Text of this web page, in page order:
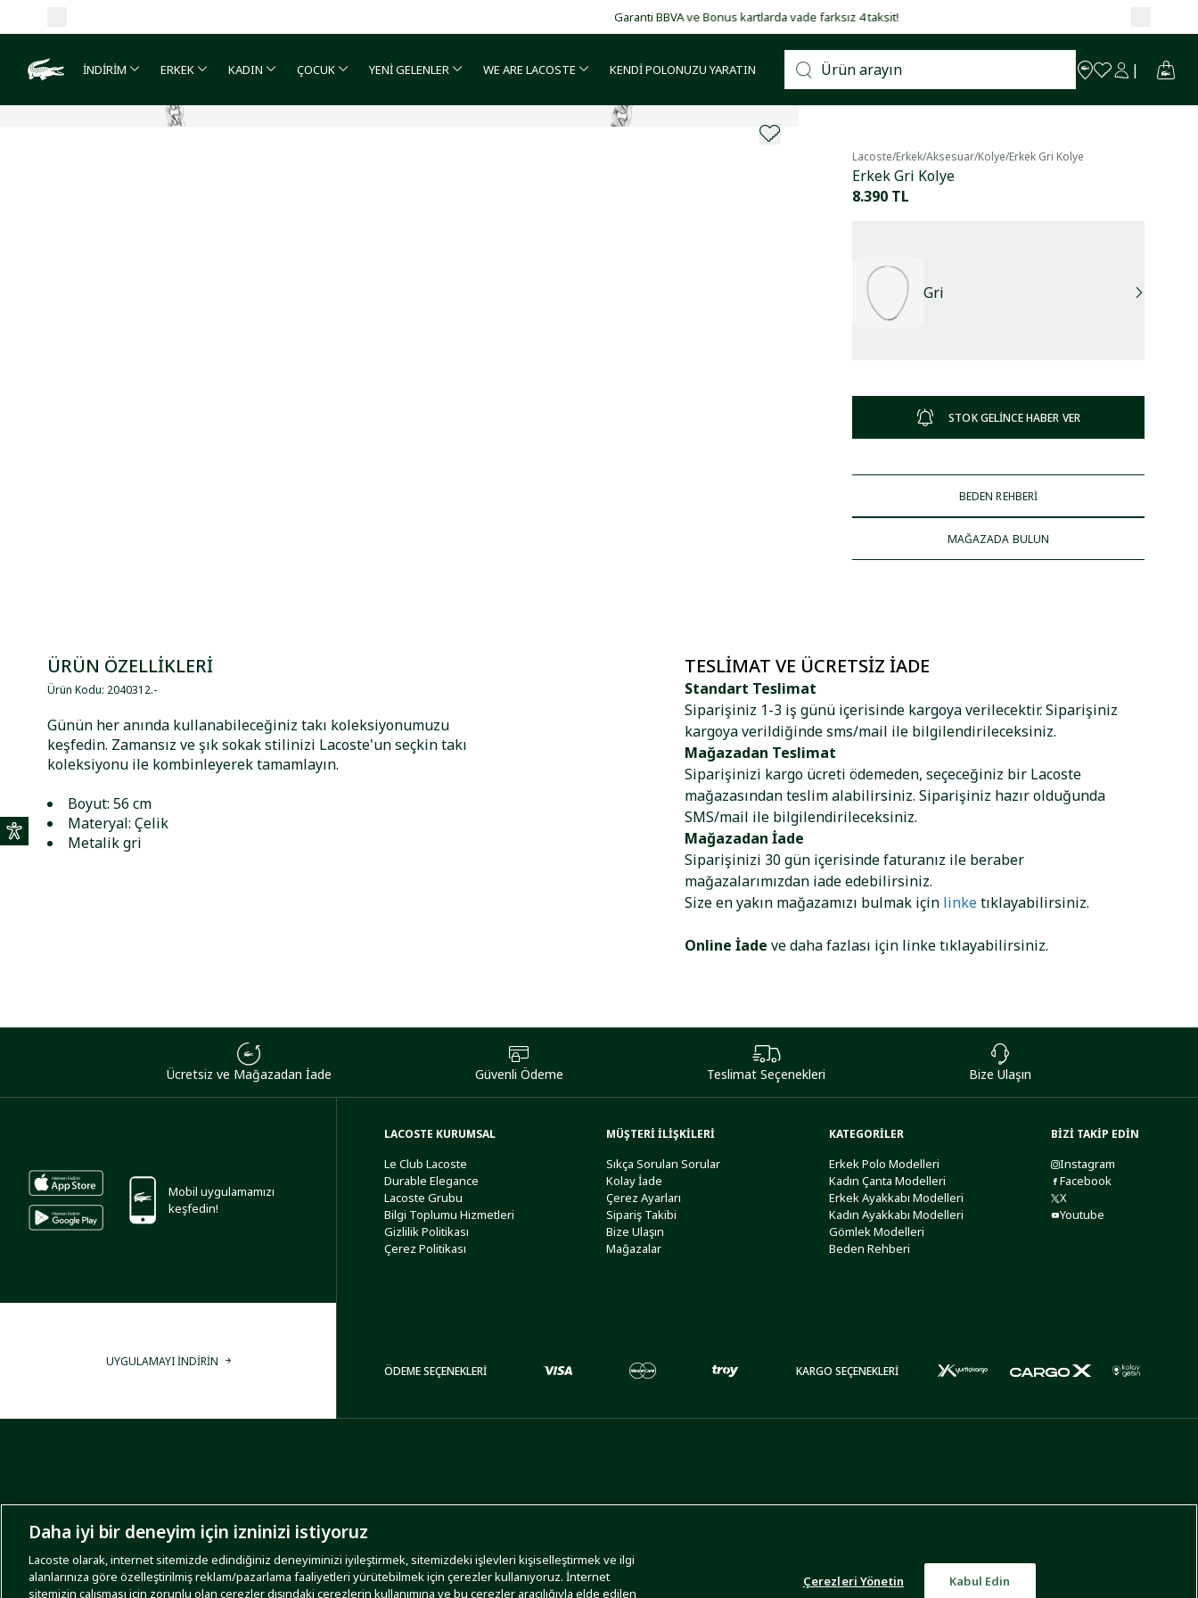
Garanti BBVA ve Bonus kartlarda vade farksız 4 taksit!
İNDİRİM ERKEK KADIN ÇOCUK YENİ GELENLER WE ARE LACOSTE KENDİ POLONUZU YARATIN
Lacoste/Erkek/Aksesuar/Kolye/Erkek Gri Kolye
Erkek Gri Kolye
8.390 TL
Gri
STOK GELİNCE HABER VER
BEDEN REHBERİ
MAĞAZADA BULUN
ÜRÜN ÖZELLİKLERİ
Ürün Kodu: 2040312.-
Günün her anında kullanabileceğiniz takı koleksiyonumuzu
keşfedin. Zamansız ve şık sokak stilinizi Lacoste'un seçkin takı
koleksiyonu ile kombinleyerek tamamlayın.
Boyut: 56 cm
Materyal: Çelik
Metalik gri
TESLIMAT VE ÜCRETSIZ İADE
Standart Teslimat
Siparişiniz 1-3 iş günü içerisinde kargoya verilecektir. Siparişiniz
kargoya verildiğinde sms/mail ile bilgilendirileceksiniz.
Mağazadan Teslimat
Siparişinizi kargo ücreti ödemeden, seçeceğiniz bir Lacoste
mağazasından teslim alabilirsiniz. Siparişiniz hazır olduğunda
SMS/mail ile bilgilendirileceksiniz.
Mağazadan İade
Siparişinizi 30 gün içerisinde faturanız ile beraber
mağazalarımızdan iade edebilirsiniz.
Size en yakın mağazamızı bulmak için linketıklayabilirsiniz.
Online İade ve daha fazlası için linketıklayabilirsiniz.
Ücretsiz ve Mağazadan İade Güvenli Ödeme Teslimat Seçenekleri Bize Ulaşın
Mobil uygulamamızı
keşfedin!
UYGULAMAYI İNDİRİN
LACOSTE KURUMSAL
Le Club Lacoste
Durable Elegance
Lacoste Grubu
Bilgi Toplumu Hizmetleri
Gizlilik Politikası
Çerez Politikası
MÜŞTERİ İLİŞKİLERİ
Sıkça Sorulan Sorular
Kolay İade
Çerez Ayarları
Sipariş Takibi
Bize Ulaşın
Mağazalar
KATEGORİLER
Erkek Polo Modelleri
Kadın Çanta Modelleri
Erkek Ayakkabı Modelleri
Kadın Ayakkabı Modelleri
Gömlek Modelleri
Beden Rehberi
BİZİ TAKİP EDİN
Instagram
Facebook
X
Youtube
ÖDEME SEÇENEKLERİ KARGO SEÇENEKLERİ
Daha iyi bir deneyim için izninizi istiyoruz
Lacoste olarak, internet sitemizde edindiğiniz deneyiminizi iyileştirmek, sitemizdeki işlevleri kişiselleştirmek ve ilgi
alanlarınıza göre özelleştirilmiş reklam/pazarlama faaliyetleri yürütebilmek için çerezler kullanıyoruz. İnternet
sitemizin çalışması için zorunlu olan çerezler dışındaki çerezlerin kullanımına ve bu çerezler aracılığıyla elde edilen
Çerezleri Yönetin Kabul Edin